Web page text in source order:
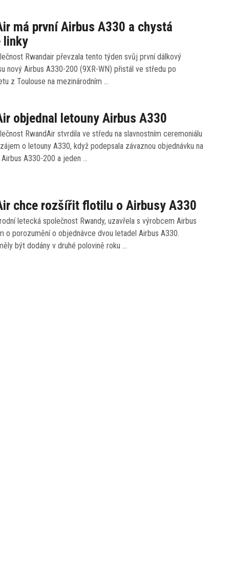
má první Airbus A330 a chystá
linky
Rwandair převzala tento týden svůj první dálkový
nový Airbus A330-200 (9XR-WN) přistál ve středu po
z Toulouse na mezinárodním …
objednal letouny Airbus A330
RwandAir stvrdila ve středu na slavnostním ceremoniálu
o letouny A330, když podepsala závaznou objednávku na
A330-200 a jeden …
chce rozšířit flotilu o Airbusy A330
letecká společnost Rwandy, uzavřela s výrobcem Airbus
o porozumění o objednávce dvou letadel Airbus A330.
být dodány v druhé polovině roku …